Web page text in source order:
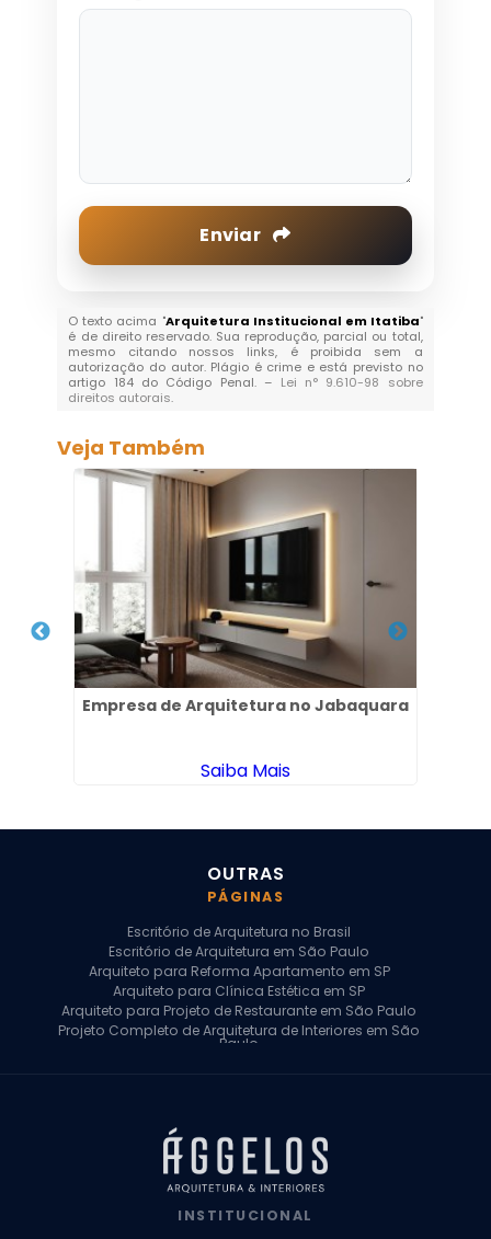
Enviar
O texto acima "Arquitetura Institucional em Itatiba"
é de direito reservado. Sua reprodução, parcial ou total,
mesmo citando nossos links, é proibida sem a
autorização do autor. Plágio é crime e está previsto no
artigo 184 do Código Penal. – Lei n° 9.610-98 sobre
direitos autorais.
Veja Também
Empresa de Arquitetura no Jabaquara
Saiba Mais
OUTRAS
PÁGINAS
Escritório de Arquitetura no Brasil
Escritório de Arquitetura em São Paulo
Arquiteto para Reforma Apartamento em SP
Arquiteto para Clínica Estética em SP
Arquiteto para Projeto de Restaurante em São Paulo
Projeto Completo de Arquitetura de Interiores em São
Paulo
Arquiteto para Projeto Comercial em São Paulo
Arquiteto Comercial
Arquiteto para Reforma de Apartamento
Arquiteto para Reforma Residencial
Arquitetura para Reforma de Casas
INSTITUCIONAL